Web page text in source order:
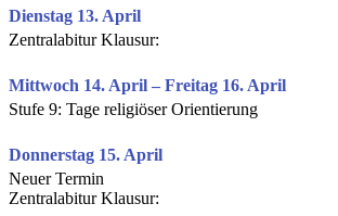
Dienstag 13. April
Zentralabitur Klausur:
Mittwoch 14. April – Freitag 16. April
Stufe 9: Tage religiöser Orientierung
Donnerstag 15. April
Neuer Termin
Zentralabitur Klausur: